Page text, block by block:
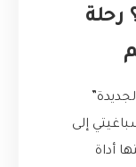
رحلة
إلى
أداة